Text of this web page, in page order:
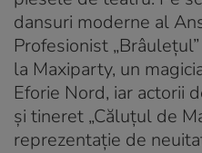
dansuri moderne al
Profesionist
la Maxiparty, un
Eforie Nord, iar actorii
și tineret „Căluțul de
reprezentație de